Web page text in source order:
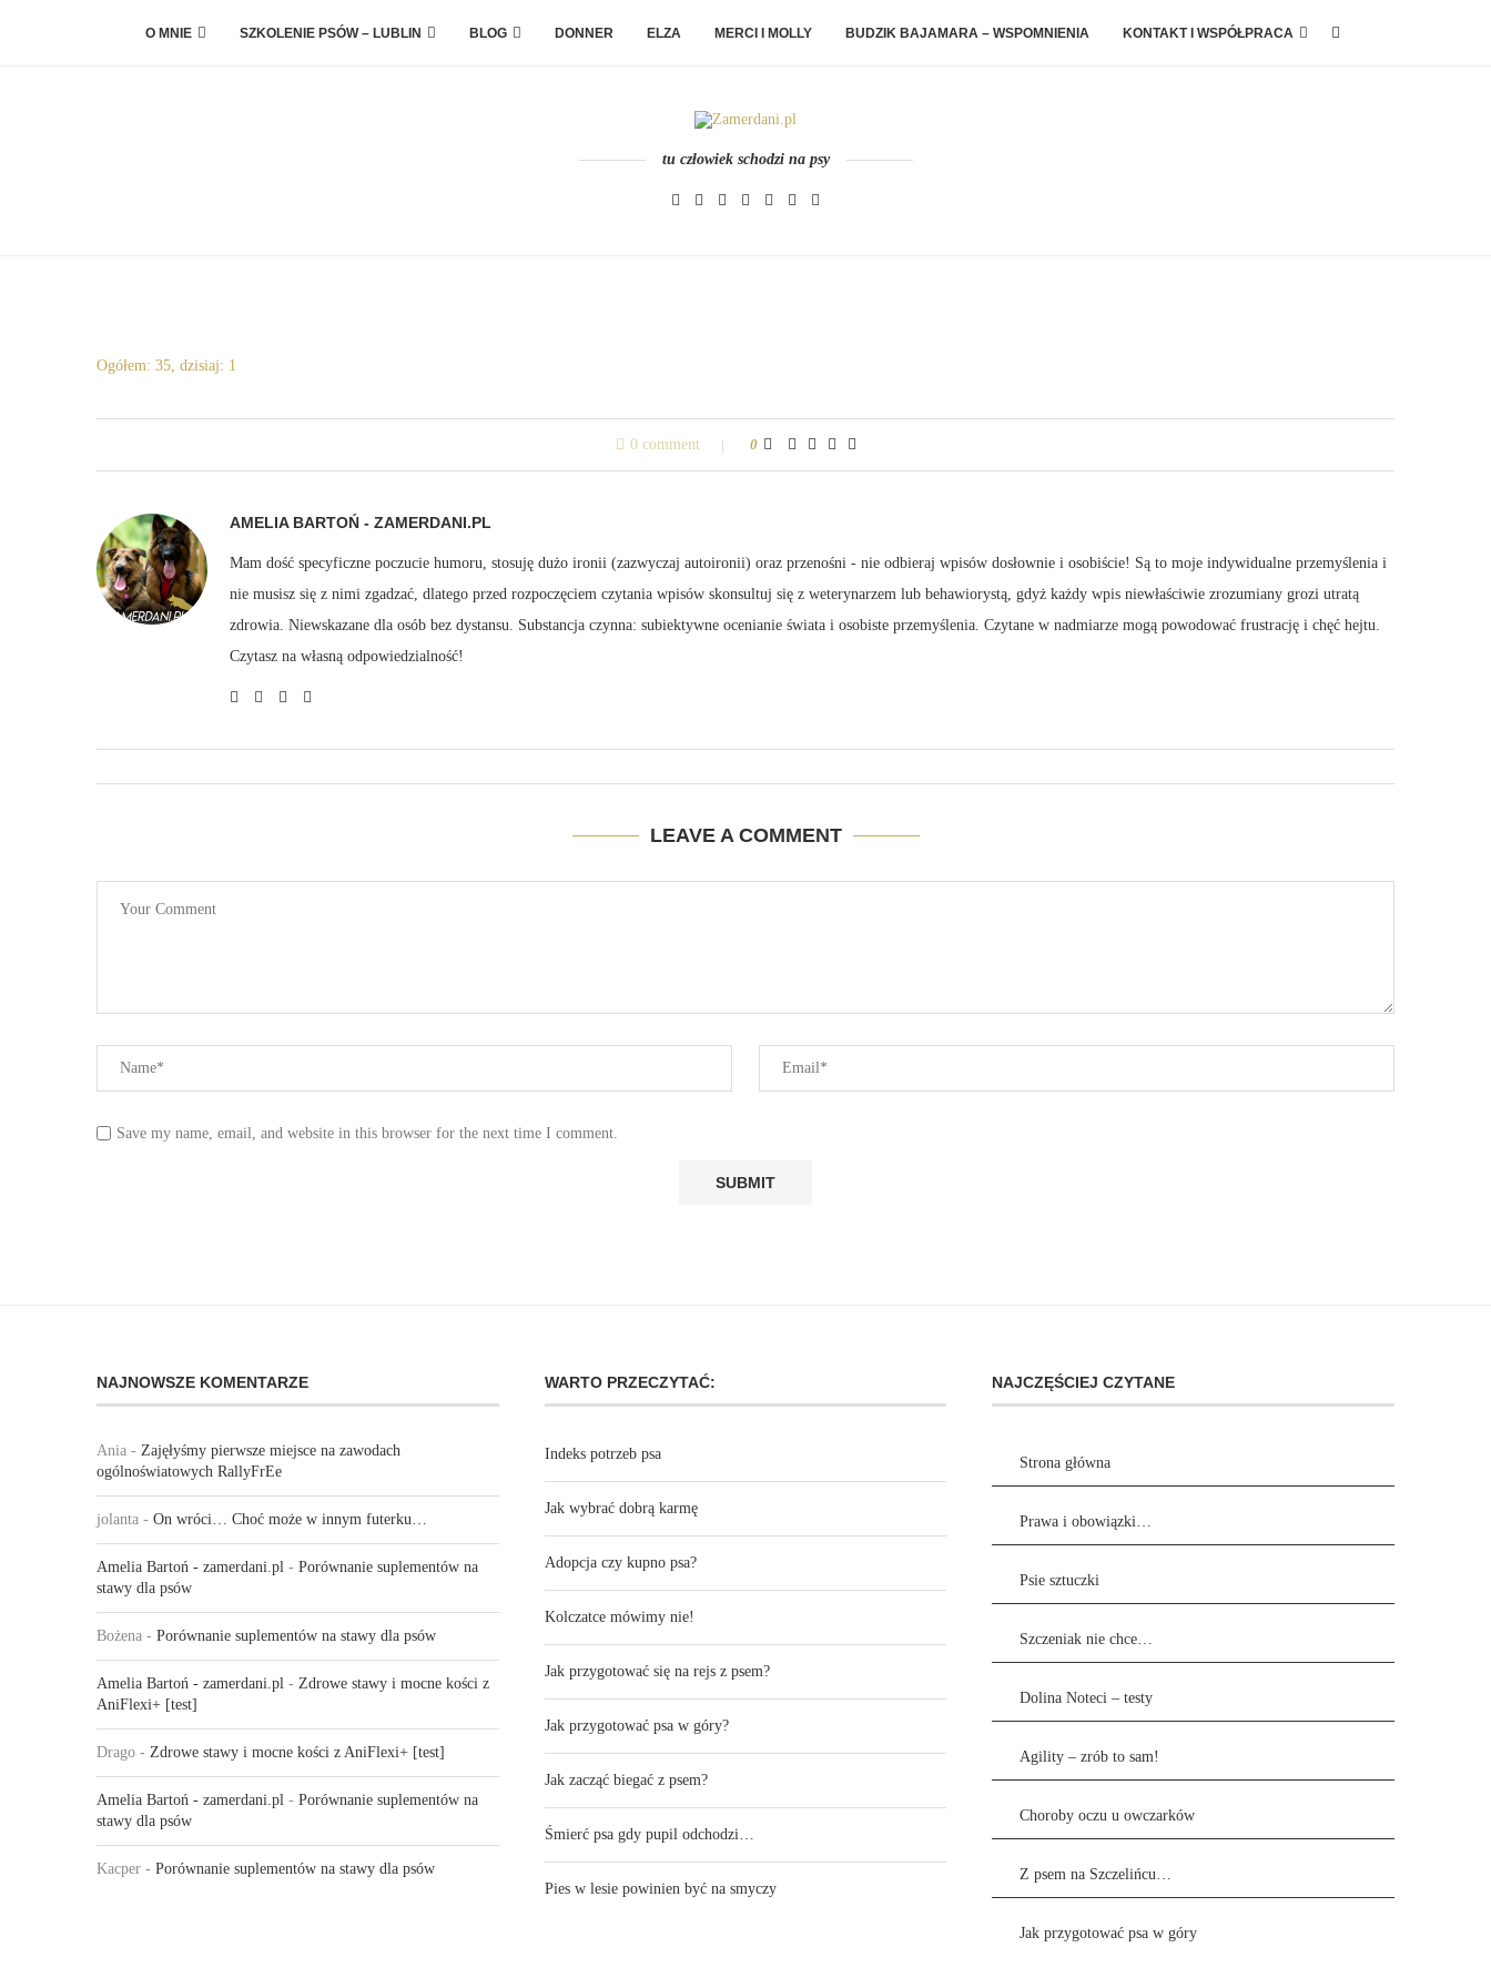
O MNIE SZKOLENIE PSÓW – LUBLIN BLOG DONNER ELZA MERCI I MOLLY BUDZIK BAJAMARA – WSPOMNIENIA KONTAKT I WSPÓŁPRACA
tu człowiek schodzi na psy
Ogółem: 35, dzisiaj: 1
0 comment 0
AMELIA BARTOŃ - ZAMERDANI.PL
Mam dość specyficzne poczucie humoru, stosuję dużo ironii (zazwyczaj autoironii) oraz przenośni - nie odbieraj wpisów dosłownie i osobiście! Są to moje indywidualne przemyślenia i
nie musisz się z nimi zgadzać, dlatego przed rozpoczęciem czytania wpisów skonsultuj się z weterynarzem lub behawiorystą, gdyż każdy wpis niewłaściwie zrozumiany grozi utratą
zdrowia. Niewskazane dla osób bez dystansu. Substancja czynna: subiektywne ocenianie świata i osobiste przemyślenia. Czytane w nadmiarze mogą powodować frustrację i chęć hejtu.
Czytasz na własną odpowiedzialność!
LEAVE A COMMENT
Save my name, email, and website in this browser for the next time I comment.
NAJNOWSZE KOMENTARZE
Ania - Zajęłyśmy pierwsze miejsce na zawodach
ogólnoświatowych RallyFrEe
jolanta - On wróci… Choć może w innym futerku…
Amelia Bartoń - zamerdani.pl - Porównanie suplementów na
stawy dla psów
Bożena - Porównanie suplementów na stawy dla psów
Amelia Bartoń - zamerdani.pl - Zdrowe stawy i mocne kości z
AniFlexi+ [test]
Drago - Zdrowe stawy i mocne kości z AniFlexi+ [test]
Amelia Bartoń - zamerdani.pl - Porównanie suplementów na
stawy dla psów
Kacper - Porównanie suplementów na stawy dla psów
WARTO PRZECZYTAĆ:
Indeks potrzeb psa
Jak wybrać dobrą karmę
Adopcja czy kupno psa?
Kolczatce mówimy nie!
Jak przygotować się na rejs z psem?
Jak przygotować psa w góry?
Jak zacząć biegać z psem?
Śmierć psa gdy pupil odchodzi…
Pies w lesie powinien być na smyczy
NAJCZĘŚCIEJ CZYTANE
Strona główna
Prawa i obowiązki…
Psie sztuczki
Szczeniak nie chce…
Dolina Noteci – testy
Agility – zrób to sam!
Choroby oczu u owczarków
Z psem na Szczelińcu…
Jak przygotować psa w góry